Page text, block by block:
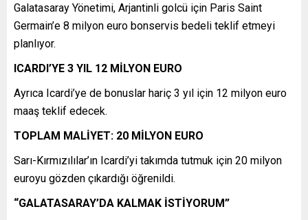
Galatasaray Yönetimi, Arjantinli golcü için Paris Saint
Germain’e 8 milyon euro bonservis bedeli teklif etmeyi
planlıyor.
ICARDI’YE 3 YIL 12 MİLYON EURO
Ayrıca Icardi’ye de bonuslar hariç 3 yıl için 12 milyon euro
maaş teklif edecek.
TOPLAM MALİYET: 20 MİLYON EURO
Sarı-Kırmızılılar’ın Icardi’yi takımda tutmuk için 20 milyon
euroyu gözden çıkardığı öğrenildi.
“GALATASARAY’DA KALMAK İSTİYORUM”